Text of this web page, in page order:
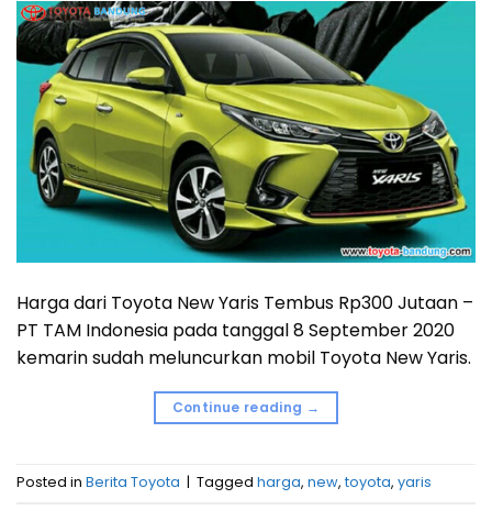
Harga dari Toyota New Yaris Tembus Rp300 Jutaan –
PT TAM Indonesia pada tanggal 8 September 2020
kemarin sudah meluncurkan mobil Toyota New Yaris.
Continue reading →
Posted in Berita Toyota | Tagged harga, new, toyota, yaris